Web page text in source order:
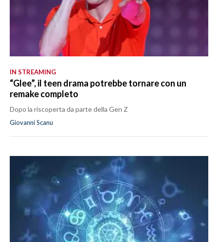
IN STREAMING
“Glee”, il teen drama potrebbe tornare con un
remake completo
Dopo la riscoperta da parte della Gen Z
Giovanni Scanu